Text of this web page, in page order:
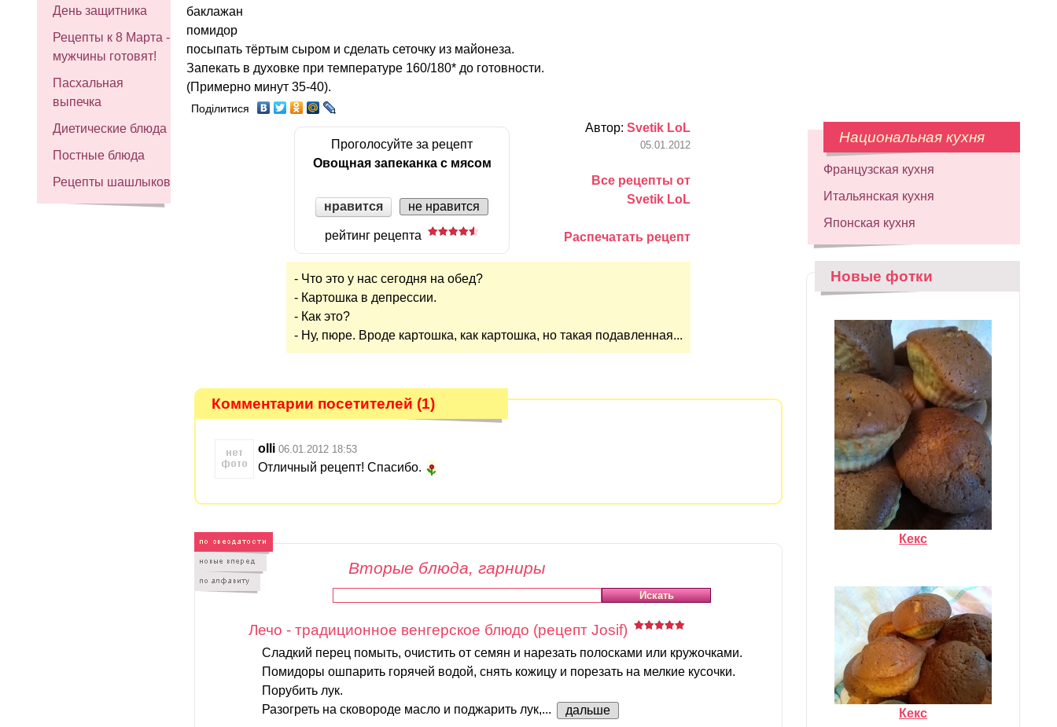
День защитника
Рецепты к 8 Марта -
мужчины готовят!
Пасхальная
выпечка
Диетические блюда
Постные блюда
Рецепты шашлыков
баклажан
помидор
посыпать тёртым сыром и сделать сеточку из майонеза.
Запекать в духовке при температуре 160/180* до готовности.
(Примерно минут 35-40).
Поділитися
Проголосуйте за рецепт
Овощная запеканка с мясом
нравится не нравится
рейтинг рецепта
Автор: Svetik LoL
05.01.2012
Все рецепты от
Svetik LoL
Распечатать рецепт
- Что это у нас сегодня на обед?
- Картошка в депрессии.
- Как это?
- Ну, пюре. Вроде картошка, как картошка, но такая подавленная...
Комментарии посетителей (1)
olli 06.01.2012 18:53
Отличный рецепт! Спасибо.
Вторые блюда, гарниры
Лечо - традиционное венгерское блюдо (рецепт Josif)
Сладкий перец помыть, очистить от семян и нарезать полосками или кружочками.
Помидоры ошпарить горячей водой, снять кожицу и порезать на мелкие кусочки.
Порубить лук.
Разогреть на сковороде масло и поджарить лук,...
дальше
Национальная кухня
Французская кухня
Итальянская кухня
Японская кухня
Новые фотки
Кекс
Кекс